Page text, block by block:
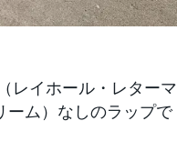
レイホール・レターマ
ーム）なしのラップで